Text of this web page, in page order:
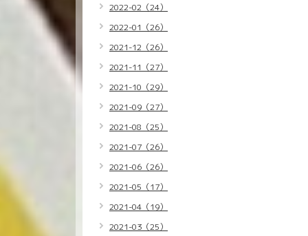
2022-02（24）
2022-01（26）
2021-12（26）
2021-11（27）
2021-10（29）
2021-09（27）
2021-08（25）
2021-07（26）
2021-06（26）
2021-05（17）
2021-04（19）
2021-03（25）